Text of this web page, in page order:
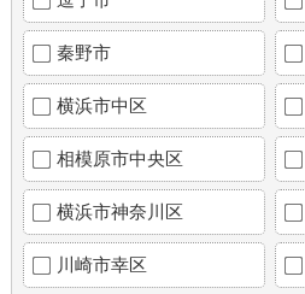
秦野市
横浜市中区
相模原市中央区
横浜市神奈川区
川崎市幸区